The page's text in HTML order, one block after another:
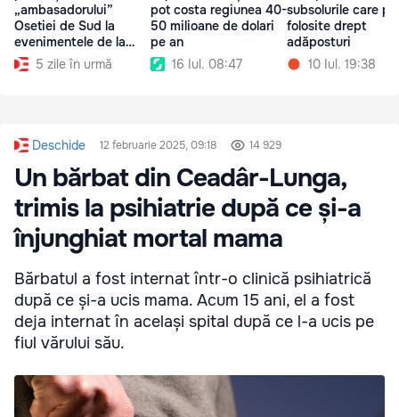
„ambasadorului”
Osetiei de Sud la
evenimentele de la
Tiraspol: Un gest
sfidător
5 zile în urmă
pot costa regiunea 40-
50 milioane de dolari
pe an
16 Iul. 08:47
subsolurile care
folosite drept
adăposturi
10 Iul. 19:38
Deschide 12 februarie 2025, 09:18 14 929
Un bărbat din Ceadâr-Lunga,
trimis la psihiatrie după ce și-a
înjunghiat mortal mama
Bărbatul a fost internat într-o clinică psihiatrică
după ce și-a ucis mama. Acum 15 ani, el a fost
deja internat în același spital după ce l-a ucis pe
fiul vărului său.